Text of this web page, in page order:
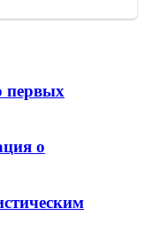
первых
о